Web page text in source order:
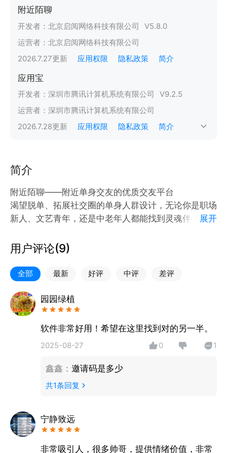
附近陌聊
开发者： 北京启阅网络科技有限公司 V5.8.0
运营者： 北京启阅网络科技有限公司
2026.7.27更新 应用权限 隐私政策 简介
应用宝
开发者： 深圳市腾讯计算机系统有限公司 V9.2.5
运营者： 深圳市腾讯计算机系统有限公司
2026.7.28更新 应用权限 隐私政策 简介
简介
附近陌聊——附近单身交友的优质交友平台
渴望脱单、拓展社交圈的单身人群设计，无论你是职场
新人、文艺青年，还是中老年人都能找到灵魂伴侣。通
私密聊天/图片/视频等聊天方式拉近你与单身TA的距
离。这种“附近”的概念让社交变得更加真实和直接，避
免了传统网络社交中存在的虚假问题。找到同频的
TA，开启不一样的交友之旅!
在《附近陌聊》找对象，找朋友，寻解脱，世纪缘分，
在此相遇
展开
用户评论(9)
全部 最新 好评 中评 差评
园园绿植
软件非常好用！希望在这里找到对的另一半。
2025-08-27 0 1
鑫鑫 ： 邀请码是多少
共1条回复
宁静致远
非常吸引人，很多帅哥，提供情绪价值，非常